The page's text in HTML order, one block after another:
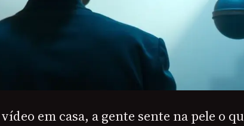
em casa, a gente sente na pele o